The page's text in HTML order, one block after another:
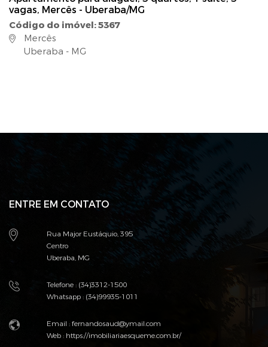
vagas, Mercês - Uberaba/MG
Código do imóvel: 5367
Mercês
Uberaba - MG
ENTRE EM CONTATO
Rua Major Eustáquio, 395
Centro
Uberaba, MG
Telefone : (34)3312-1500
Whatsapp : (34)99935-1011
Email : fernandosaud@ymail.com
Web :https://imobiliariaesqueme.com.br/